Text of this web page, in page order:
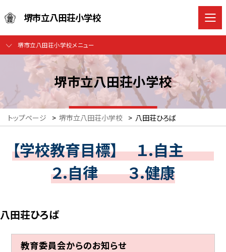
堺市立八田荘小学校
堺市立八田荘小学校メニュー
堺市立八田荘小学校
トップページ > 堺市立八田荘小学校 > 八田荘ひろば
【学校教育目標】 １.自主
２.自律 ３.健康
八田荘ひろば
教育委員会からのお知らせ